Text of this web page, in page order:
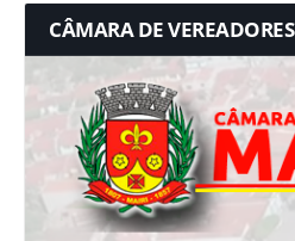
CÂMARA DE VEREADORES